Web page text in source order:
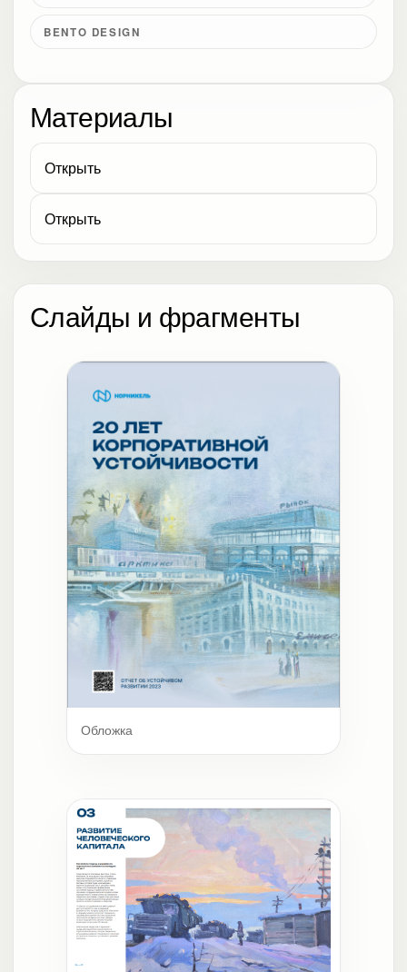
BENTO DESIGN
Материалы
Открыть
Открыть
Слайды и фрагменты
Обложка